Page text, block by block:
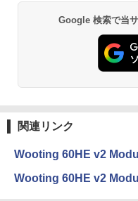
Google 検索で当
関連リンク
Wooting 60HE v2
Wooting 60HE v2